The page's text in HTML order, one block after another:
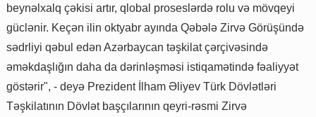
beynəlxalq çəkisi artır, qlobal proseslərdə rolu və mövqeyi
güclənir. Keçən ilin oktyabr ayında Qəbələ Zirvə Görüşündə
sədrliyi qəbul edən Azərbaycan təşkilat çərçivəsində
əməkdaşlığın daha da dərinləşməsi istiqamətində fəaliyyət
göstərir", - deyə Prezident İlham Əliyev Türk Dövlətləri
Təşkilatının Dövlət başçılarının qeyri-rəsmi Zirvə